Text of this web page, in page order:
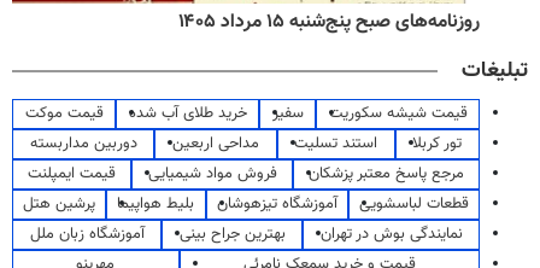
روزنامه‌های صبح پنج‌شنبه ۱۵ مرداد ۱۴۰۵
تبلیغات
قیمت شیشه سکوریت سفیر خرید طلای آب شده
قیمت موکت
تور کربلا
استند تسلیت مداحی اربعین
دوربین مداربسته
مرجع پاسخ معتبر پزشکان
فروش مواد شیمیایی
قیمت ایمپلنت
قطعات لباسشویی
آموزشگاه تیزهوشان بلیط هواپیما
پرشین هتل
نمایندگی بوش در تهران
بهترین جراح بینی
آموزشگاه زبان ملل